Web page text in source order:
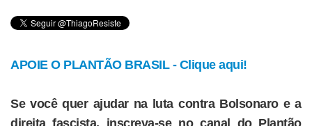
APOIE O PLANTÃO BRASIL - Clique aqui!
Se você quer ajudar na luta contra Bolsonaro e a
direita fascista, inscreva-se no canal do Plantão